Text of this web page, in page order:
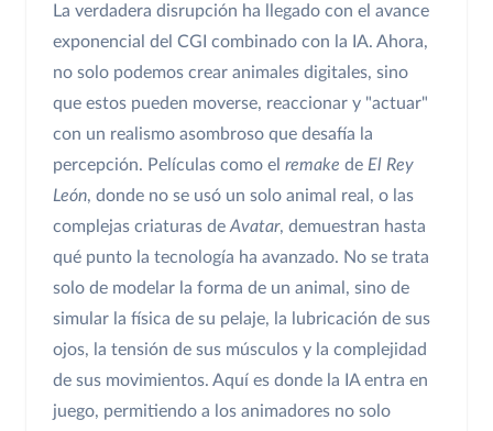
La verdadera disrupción ha llegado con el avance
exponencial del CGI combinado con la IA. Ahora,
no solo podemos crear animales digitales, sino
que estos pueden moverse, reaccionar y "actuar"
con un realismo asombroso que desafía la
percepción. Películas como el remake de El Rey
León, donde no se usó un solo animal real, o las
complejas criaturas de Avatar, demuestran hasta
qué punto la tecnología ha avanzado. No se trata
solo de modelar la forma de un animal, sino de
simular la física de su pelaje, la lubricación de sus
ojos, la tensión de sus músculos y la complejidad
de sus movimientos. Aquí es donde la IA entra en
juego, permitiendo a los animadores no solo